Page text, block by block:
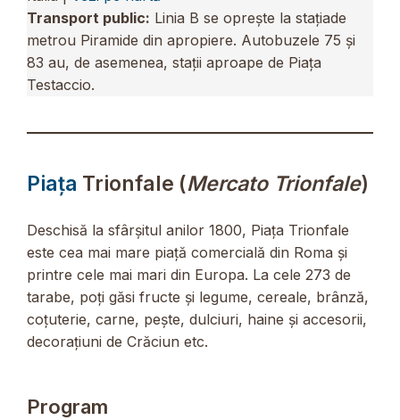
Transport public: Linia B se oprește la stațiade
metrou Piramide din apropiere. Autobuzele 75 și
83 au, de asemenea, stații aproape de Piața
Testaccio.
Piața Trionfale (Mercato Trionfale)
Deschisă la sfârșitul anilor 1800, Piața Trionfale
este cea mai mare piață comercială din Roma și
printre cele mai mari din Europa. La cele 273 de
tarabe, poți găsi fructe și legume, cereale, brânză,
coțuterie, carne, pește, dulciuri, haine și accesorii,
decorațiuni de Crăciun etc.
Program